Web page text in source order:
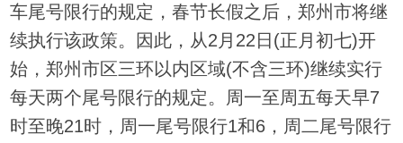
车尾号限行的规定，春节长假之后，郑州市将继
续执行该政策。因此，从2月22日(正月初七)开
始，郑州市区三环以内区域(不含三环)继续实行
每天两个尾号限行的规定。周一至周五每天早7
时至晚21时，周一尾号限行1和6，周二尾号限行